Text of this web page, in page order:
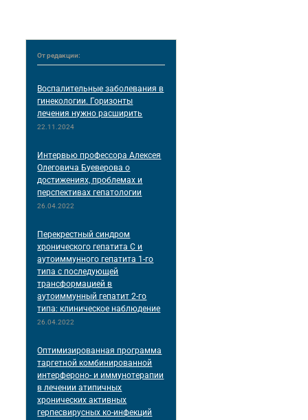
От редакции:
Воспалительные заболевания в
гинекологии. Горизонты
лечения нужно расширить
22.11.2024
Интервью профессора Алексея
Олеговича Буеверова о
достижениях, проблемах и
перспективах гепатологии
26.04.2022
Перекрестный синдром
хронического гепатита С и
аутоиммунного гепатита 1-го
типа с последующей
трансформацией в
аутоиммунный гепатит 2-го
типа: клиническое наблюдение
26.04.2022
Оптимизированная программа
таргетной комбинированной
интерфероно- и иммунотерапии
в лечении атипичных
хронических активных
герпесвирусных ко-инфекций